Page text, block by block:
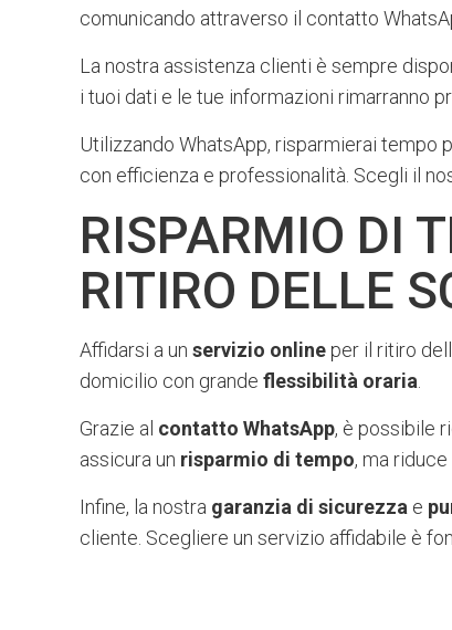
comunicando attraverso il contatto
La nostra assistenza clienti è sempre
i tuoi dati e le tue informazioni rimarranno
Utilizzando WhatsApp, risparmierai tempo
con efficienza e professionalità. Scegli il
RISPARMIO DI
RITIRO DELLE
Affidarsi a un servizio online per il ritiro
domicilio con grande flessibilità oraria
Grazie al contatto WhatsApp, è possibile
assicura un risparmio di tempo, ma
Infine, la nostra garanzia di sicurezza e
cliente. Scegliere un servizio affidabile è